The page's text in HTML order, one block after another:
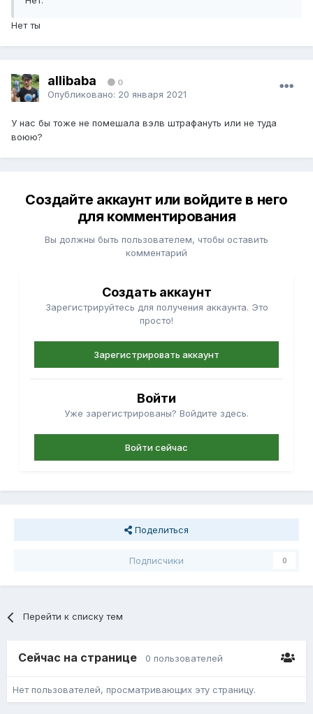
Нет ты
allibaba 0
Опубликовано: 20 января 2021
У нас бы тоже не помешала вэлв штрафануть или не туда
воюю?
Создайте аккаунт или войдите в него
для комментирования
Вы должны быть пользователем, чтобы оставить
комментарий
Создать аккаунт
Зарегистрируйтесь для получения аккаунта. Это
просто!
Зарегистрировать аккаунт
Войти
Уже зарегистрированы? Войдите здесь.
Войти сейчас
Поделиться
Подписчики 0
Перейти к списку тем
Сейчас на странице 0 пользователей
Нет пользователей, просматривающих эту страницу.